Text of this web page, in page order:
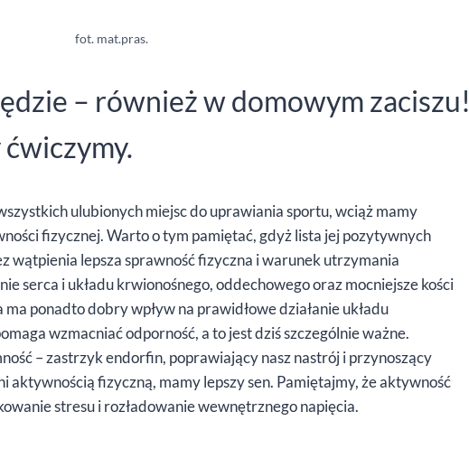
fot. mat.pras.
– również w domowym zaciszu!
ulubionych miejsc do uprawiania sportu, wciąż mamy
fizycznej. Warto o tym pamiętać, gdyż lista jej pozytywnych
wątpienia lepsza sprawność fizyczna i warunek utrzymania
serca i układu krwionośnego, oddechowego oraz mocniejsze kości
ponadto dobry wpływ na prawidłowe działanie układu
wzmacniać odporność, a to jest dziś szczególnie ważne.
– zastrzyk endorfin, poprawiający nasz nastrój i przynoszący
aktywnością fizyczną, mamy lepszy sen. Pamiętajmy, że aktywność
stresu i rozładowanie wewnętrznego napięcia.